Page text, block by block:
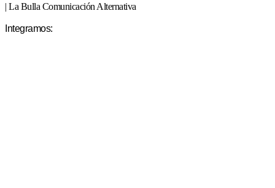
| La Bulla Comunicación Alternativa
Integramos: